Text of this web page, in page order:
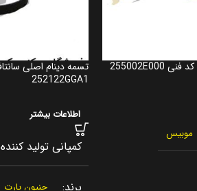
موبیس
252122GGA1
اطلاعات بیشتر
کمپانی تولید کننده
برند جنیون پارت